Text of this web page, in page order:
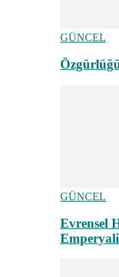
GÜNCEL
GÜNCEL
Evrensel